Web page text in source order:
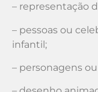
– representação
– pessoas ou
infantil;
– personagens